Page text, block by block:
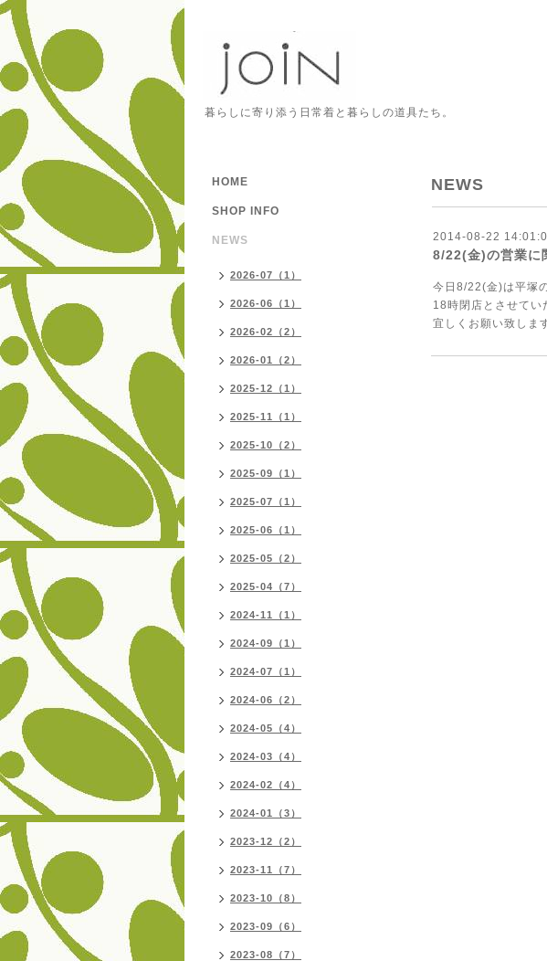
暮らしに寄り添う日常着と暮らしの道具たち。
NEWS
2014-08-22
8/22(金)の営業に
今日8/22(金)は平塚
18時閉店とさせてい
宜しくお願い致しま
HOME
SHOP INFO
NEWS
2026-07（1）
2026-06（1）
2026-02（2）
2026-01（2）
2025-12（1）
2025-11（1）
2025-10（2）
2025-09（1）
2025-07（1）
2025-06（1）
2025-05（2）
2025-04（7）
2024-11（1）
2024-09（1）
2024-07（1）
2024-06（2）
2024-05（4）
2024-03（4）
2024-02（4）
2024-01（3）
2023-12（2）
2023-11（7）
2023-10（8）
2023-09（6）
2023-08（7）